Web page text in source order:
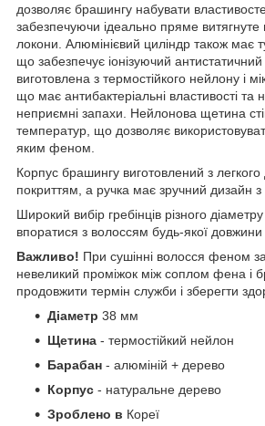
дозволяє брашингу набувати
забезпечуючи ідеально пряме витягнуте
локони. Алюмінієвий циліндр також має
що забезпечує іонізуючий
виготовлена з термостійкого нейлону і
що має антибактеріальні властивості та
неприємні запахи. Нейлонова щетина
температур, що дозволяє
яким феном.
Корпус брашингу виготовлений з
покриттям, а ручка має зручний дизайн з
Широкий вибір гребінців різного
впоратися з волоссям будь-якої
Важливо! При сушінні волосся феном
невеликий проміжок між соплом фена
продовжити термін служби і зберегти
Діаметр 38 мм
Щетина - термостійкий нейлон
Барабан - алюміній + дерево
Корпус - натуральне дерево
Зроблено в Кореї